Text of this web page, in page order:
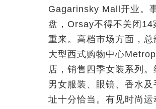
Gagarinsky Mall开业。
盘，Orsay不得不关闭
重来。高档市场方面，
大型西式购物中心
店，销售四季女装系列
男女服装、眼镜、香水
址十分恰当。有见时尚